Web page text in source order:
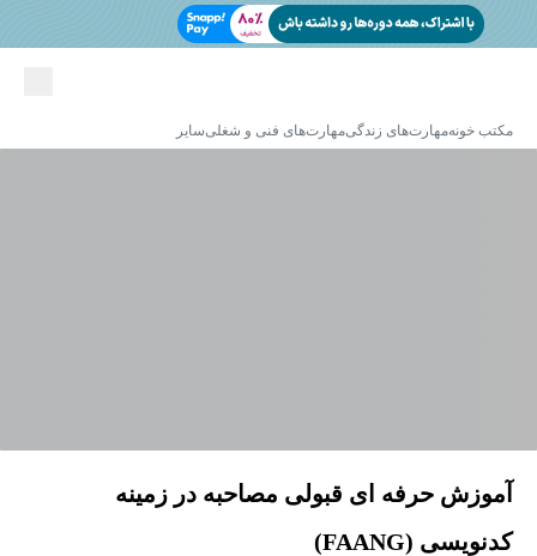
مکتب خونهمهارت‌های زندگیمهارت‌های فنی و شغلیسایر
آموزش حرفه ای قبولی مصاحبه در زمینه
کدنویسی (FAANG)